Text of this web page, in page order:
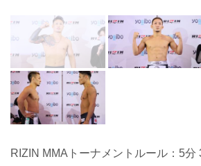
RIZIN MMAトーナメントルール：5分